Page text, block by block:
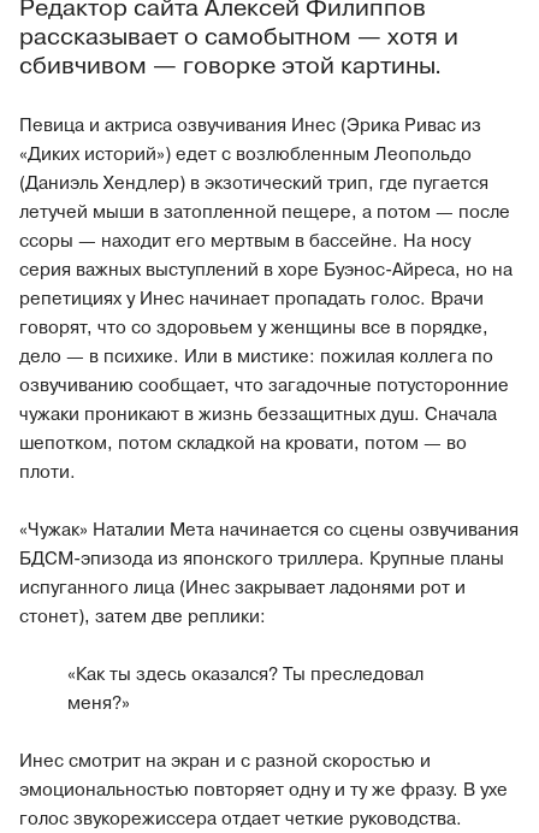
Редактор сайта Алексей Филиппов
рассказывает о самобытном — хотя и
сбивчивом — говорке этой картины.
Певица и актриса озвучивания Инес (Эрика Ривас из
«Диких историй») едет с возлюбленным Леопольдо
(Даниэль Хендлер) в экзотический трип, где пугается
летучей мыши в затопленной пещере, а потом — после
ссоры — находит его мертвым в бассейне. На носу
серия важных выступлений в хоре Буэнос-Айреса, но на
репетициях у Инес начинает пропадать голос. Врачи
говорят, что со здоровьем у женщины все в порядке,
дело — в психике. Или в мистике: пожилая коллега по
озвучиванию сообщает, что загадочные потусторонние
чужаки проникают в жизнь беззащитных душ. Сначала
шепотком, потом складкой на кровати, потом — во
плоти.
«Чужак» Наталии Мета начинается со сцены озвучивания
БДСМ-эпизода из японского триллера. Крупные планы
испуганного лица (Инес закрывает ладонями рот и
стонет), затем две реплики:
«Как ты здесь оказался? Ты преследовал
меня?»
Инес смотрит на экран и с разной скоростью и
эмоциональностью повторяет одну и ту же фразу. В ухе
голос звукорежиссера отдает четкие руководства.